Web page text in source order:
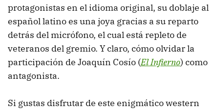
protagonistas en el idioma original, su doblaje al
español latino es una joya gracias a su reparto
detrás del micrófono, el cual está repleto de
veteranos del gremio. Y claro, cómo olvidar la
participación de Joaquín Cosío (El Infierno) como
antagonista.
Si gustas disfrutar de este enigmático western